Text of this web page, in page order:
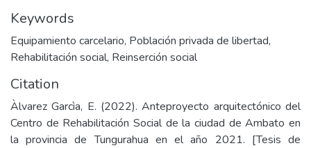
Keywords
Equipamiento carcelario, Población privada de libertad,
Rehabilitación social, Reinserción social
Citation
Àlvarez Garcìa, E. (2022). Anteproyecto arquitectónico del
Centro de Rehabilitación Social de la ciudad de Ambato en
la provincia de Tungurahua en el año 2021. [Tesis de